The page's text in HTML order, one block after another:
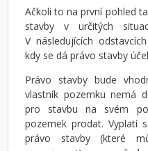
Ačkoli to na první pohled
stavby v určitých
V následujících
kdy se dá právo stavby
Právo stavby bude
vlastník pozemku nemá
pro stavbu na svém
pozemek prodat. Vyplatí
právo stavby (které